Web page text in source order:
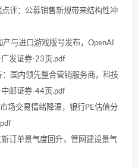
评：公募销售新规带来结构性冲
与进口游戏版号发布，OpenAI
发证券-23页.pdf
国内领先整合营销服务商，科技
邮证券-44页.pdf
场交易情绪降温，银行PE估值分
订单景气度回升，管网建设景气